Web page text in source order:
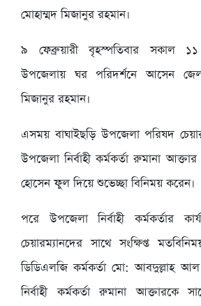
মোহাম্মদ মিজানুর রহমান।
৯ ফেব্রুয়ারী বৃহস্পতিবার সকাল ১১
উপজেলায় ঘর পরিদর্শনে আসেন জেলা
মিজানুর রহমান।
এসময় বাঘাইছড়ি উপজেলা পরিষদ
উপজেলা নির্বাহী কর্মকর্তা রুমানা
হোসেন ফুল দিয়ে শুভেচ্ছা বিনিময় করেন।
পরে উপজেলা নির্বাহী কর্মকর্তার
চেয়ারম্যানদের সাথে সংক্ষিপ্ত
ডিডিএলজি কর্মকর্তা মো: আবদুল্লাহ
নির্বাহী কর্মকর্তা রুমানা আক্তারকে